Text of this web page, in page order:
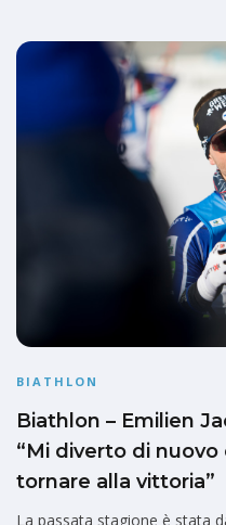
BIATHLON
Biathlon – Emilien
“Mi diverto di
tornare alla vittoria”
La passata stagione è stata